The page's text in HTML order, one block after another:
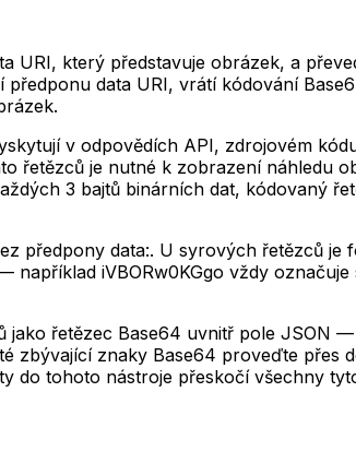
URI, který představuje obrázek, a
předponu data URI, vrátí kódování
v odpovědích API, zdrojovém
řetězců je nutné k zobrazení náhledu
3 bajtů binárních dat, kódovaný
předpony data:. U syrových řetězců
iVBORw0KGgo vždy
řetězec Base64 uvnitř pole JSON
zbývající znaky Base64 proveďte přes
do tohoto nástroje přeskočí všechny